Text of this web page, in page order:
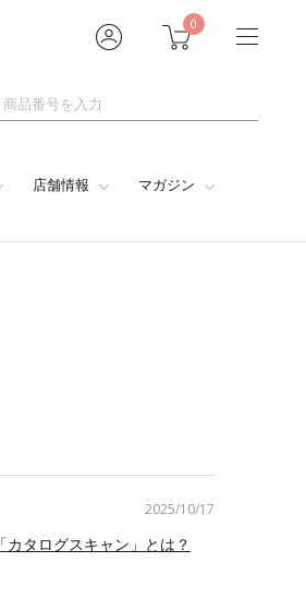
0
店舗情報 マガジン
2025/10/17
カタログスキャン」とは？